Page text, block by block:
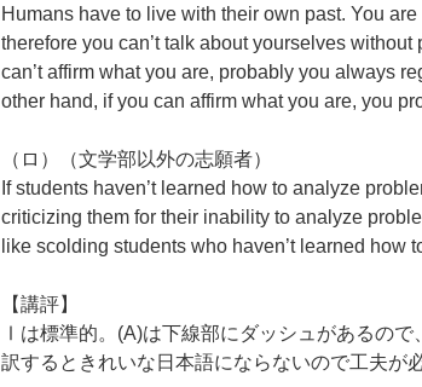
Humans have to live with their own past. You
therefore you can’t talk about yourselves
can’t affirm what you are, probably you always
other hand, if you can affirm what you are, you
（ロ）（文学部以外の志願者）
If students haven’t learned how to analyze
criticizing them for their inability to analyze
like scolding students who haven’t learned how
【講評】
Ⅰは標準的。(A)は下線部にダッシュがあるの
訳するときれいな日本語にならないので工夫が必